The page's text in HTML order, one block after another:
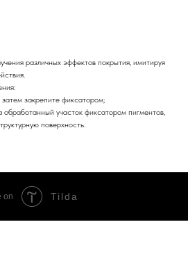
различных эффектов покрытия, имитируя
закрепите фиксатором;
обработанный участок фиксатором пигментов,
поверхность.
on Tilda